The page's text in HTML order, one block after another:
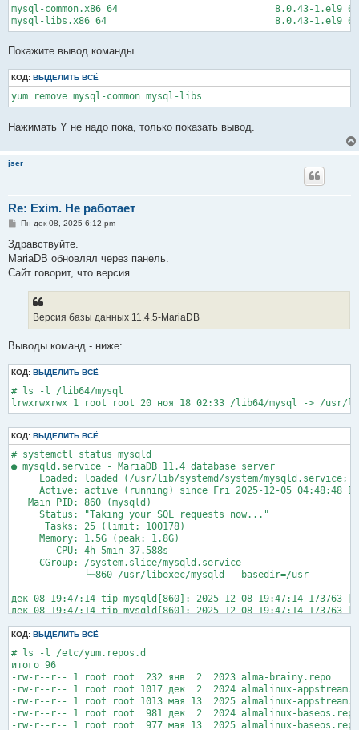
mysql-common.x86_64                            8.0.43-
mysql-libs.x86_64                              8.0.43-1.el9_6
Покажите вывод команды
КОД: ВЫДЕЛИТЬ ВСЁ
yum remove mysql-common mysql-libs
Нажимать Y не надо пока, только показать вывод.
jser
Re: Exim. Не работает
С
о
б
щ
е
Пн дек 08, 2025 6:12 pm
Здравствуйте.
MariaDB обновлял через панель.
Сайт говорит, что версия
Версия базы данных 11.4.5-MariaDB
Выводы команд - ниже:
КОД: ВЫДЕЛИТЬ ВСЁ
# ls -l /lib64/mysql
lrwxrwxrwx 1 root root 20 ноя 18 02:33 /lib64/mysql -> /usr/
КОД: ВЫДЕЛИТЬ ВСЁ
# systemctl status mysqld
● mysqld.service - MariaDB 11.4 database server
Loaded: loaded (/usr/lib/systemd/system/mysqld.service;
Active: active (running) since Fri 2025-12-05 04:48:48
   Main PID: 860 (mysqld)
     Status: "Taking your SQL requests now..."
      Tasks: 25 (limit: 100178)
     Memory: 1.5G (peak: 1.8G)
        CPU: 4h 5min 37.588s
     CGroup: /system.slice/mysqld.service
             └─860 /usr/libexec/mysqld --basedir=/usr
дек 08 19:47:14 tip mysqld[860]: 2025-12-08 19:47:14 173763
дек 08 19:47:14 tip mysqld[860]: 2025-12-08 19:47:14 173763
дек 08 19:47:16 tip mysqld[860]: 2025-12-08 19:47:16 173765
дек 08 19:47:17 tip mysqld[860]: 2025-12-08 19:47:17 173766
дек 08 19:50:01 tip mysqld[860]: 2025-12-08 19:50:01 173860
дек 08 19:53:01 tip mysqld[860]: 2025-12-08 19:53:01 173980
дек 08 19:56:02 tip mysqld[860]: 2025-12-08 19:56:02
дек 08 19:59:02 tip mysqld[860]: 2025-12-08 19:59:02
дек 08 20:02:02 tip mysqld[860]: 2025-12-08 20:02:02
lines 1-21/21 (END)
КОД: ВЫДЕЛИТЬ ВСЁ
# ls -l /etc/yum.repos.d
итого 96
-rw-r--r-- 1 root root  232 янв  2  2023 alma-brainy.repo
-rw-r--r-- 1 root root 1017 дек  2  2024 almalinux-
-rw-r--r-- 1 root root 1013 мая 13  2025 almalinux-
-rw-r--r-- 1 root root  981 дек  2  2024 almalinux-baseos.repo
-rw-r--r-- 1 root root  977 мая 13  2025 almalinux-